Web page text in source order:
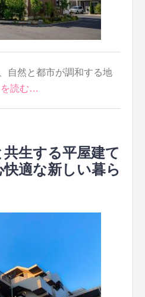
自然と都市が調和する地
読む…
生する平屋建て
適な新しい暮ら